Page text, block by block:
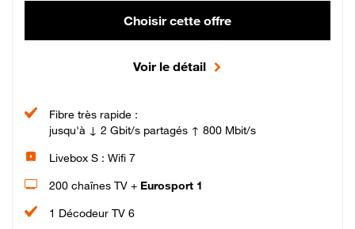
Choisir cette offre
Voir le détail
Fibre très rapide :
jusqu'à ↓ 2 Gbit/s partagés ↑ 800 Mbit/s
Livebox S : Wifi 7
200 chaînes TV + Eurosport 1
1 Décodeur TV 6